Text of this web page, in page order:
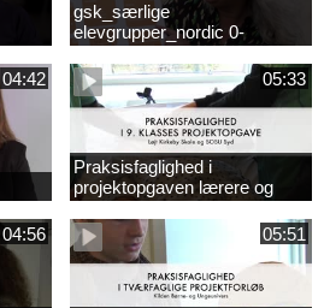
gsk_særlige
elevgrupper_nordic 0-
24_tønder
04:42
05:33
Praksisfaglighed i
projektopgaven lærere og
elever
04:56
05:51